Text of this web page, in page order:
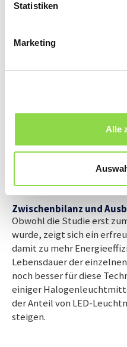
Statistiken
Marketing
Alle
LED legt weiter zu
bedeutet eine Zunahme
Angebot von LED-
Preise zurückzuführen.
ein LED-Retrofit-
«Schmerzgrenze» vieler
Zwischenbilanz und
Obwohl die Studie erst
wurde, zeigt sich ein
damit zu mehr
Lebensdauer der
noch besser für diese
einiger
der Anteil von LED-
steigen.